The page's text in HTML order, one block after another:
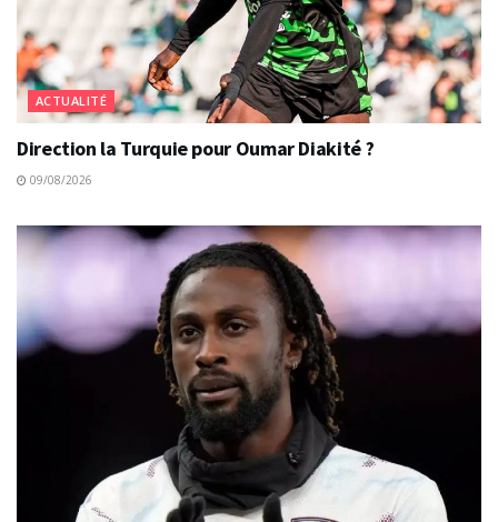
ACTUALITÉ
Direction la Turquie pour Oumar Diakité ?
09/08/2026